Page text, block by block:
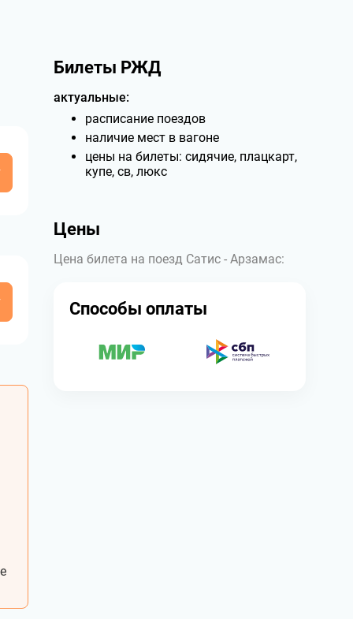
Билеты РЖД
актуальные:
расписание поездов
наличие мест в вагоне
цены на билеты: сидячие, плацкарт,
купе, св, люкс
Цены
Цена билета на поезд Сатис - Арзамас:
Способы оплаты